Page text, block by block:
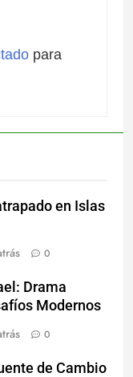
para
en Islas
0
Drama
Modernos
0
de Cambio